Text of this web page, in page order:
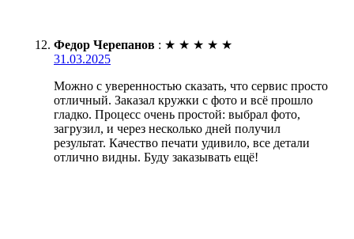
Федор Черепанов : ★ ★ ★ ★ ★
31.03.2025
Можно с уверенностью сказать, что сервис просто
отличный. Заказал кружки с фото и всё прошло
гладко. Процесс очень простой: выбрал фото,
загрузил, и через несколько дней получил
результат. Качество печати удивило, все детали
отлично видны. Буду заказывать ещё!